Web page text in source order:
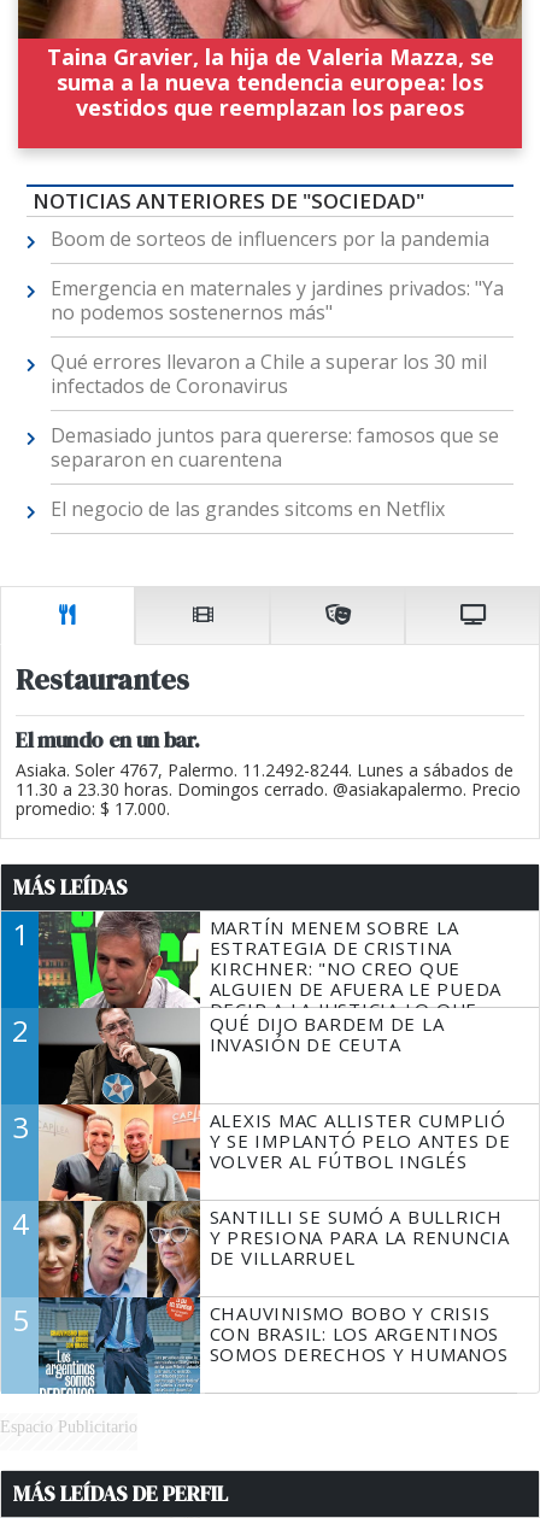
Taina Gravier, la hija de Valeria Mazza, se
suma a la nueva tendencia europea: los
vestidos que reemplazan los pareos
NOTICIAS ANTERIORES DE "SOCIEDAD"
Boom de sorteos de influencers por la pandemia
Emergencia en maternales y jardines privados: "Ya
no podemos sostenernos más"
Qué errores llevaron a Chile a superar los 30 mil
infectados de Coronavirus
Demasiado juntos para quererse: famosos que se
separaron en cuarentena
El negocio de las grandes sitcoms en Netflix
Restaurantes
El mundo en un bar.
Asiaka. Soler 4767, Palermo. 11.2492-8244. Lunes a sábados de
11.30 a 23.30 horas. Domingos cerrado. @asiakapalermo. Precio
promedio: $ 17.000.
MÁS LEÍDAS
1
MARTÍN MENEM SOBRE LA
ESTRATEGIA DE CRISTINA
KIRCHNER: "NO CREO QUE
ALGUIEN DE AFUERA LE PUEDA
DECIR A LA JUSTICIA LO QUE
TIENE QUE HACER"
2
QUÉ DIJO BARDEM DE LA
INVASIÓN DE CEUTA
3
ALEXIS MAC ALLISTER CUMPLIÓ
Y SE IMPLANTÓ PELO ANTES DE
VOLVER AL FÚTBOL INGLÉS
4
SANTILLI SE SUMÓ A BULLRICH
Y PRESIONA PARA LA RENUNCIA
DE VILLARRUEL
5
CHAUVINISMO BOBO Y CRISIS
CON BRASIL: LOS ARGENTINOS
SOMOS DERECHOS Y HUMANOS
Espacio Publicitario
MÁS LEÍDAS DE PERFIL